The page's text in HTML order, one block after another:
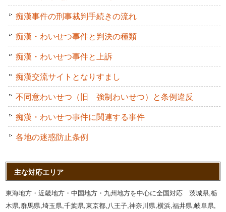
痴漢事件の刑事裁判手続きの流れ
痴漢・わいせつ事件と判決の種類
痴漢・わいせつ事件と上訴
痴漢交流サイトとなりすまし
不同意わいせつ（旧 強制わいせつ）と条例違反
痴漢・わいせつ事件に関連する事件
各地の迷惑防止条例
主な対応エリア
東海地方・近畿地方・中国地方・九州地方を中心に全国対応 茨城県,栃
木県,群馬県,埼玉県,千葉県,東京都,八王子,神奈川県,横浜,福井県,岐阜県,